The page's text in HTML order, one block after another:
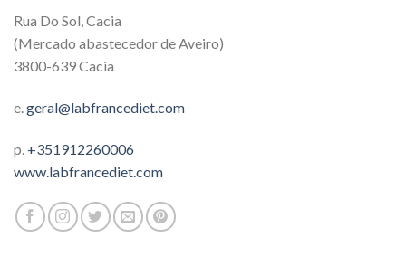
Rua Do Sol, Cacia
(Mercado abastecedor de Aveiro)
3800-639 Cacia
e.geral@labfrancediet.com
p. +351912260006
www.labfrancediet.com